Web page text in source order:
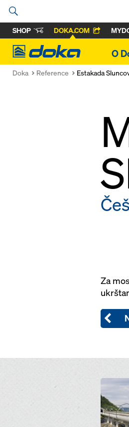
SHOP DOKA.COM
Doka
O
Doka Reference Estakada
Za
Open